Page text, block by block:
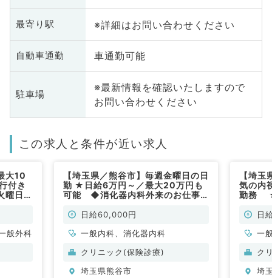
最寄り駅 ※詳細はお問い合わせください
自動車通勤 車通勤可能
駐車場
※最新情報を確認いたしますので
お問い合わせください
この求人と条件が近い求人
大10
付き
曜日の
般外科
【埼玉県／熊谷市】毎週金曜日の日
勤 ★日給6万円～／最大20万円も
可能 ◆消化器内科外来のお仕事
ー通勤可～（一般内科・消化器内科
日給60,000円
一般内科、消化器内科
クリニック(保険診療)
埼玉県熊谷市
【埼
気の内
勤務
ー通日
一
ク
埼